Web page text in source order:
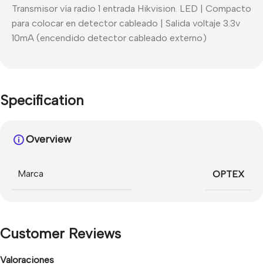
Transmisor vía radio 1 entrada Hikvision. LED | Compacto
para colocar en detector cableado | Salida voltaje 3.3v
10mA (encendido detector cableado externo)
Specification
Overview
Marca OPTEX
Customer Reviews
Valoraciones